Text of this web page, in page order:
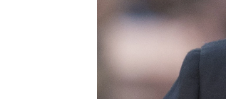
Publicado:
"Mi corazón se
rompe": El mensaje
Olivia Newton-John a